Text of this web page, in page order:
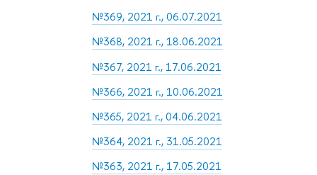
№369, 2021 г., 06.07.2021
№368, 2021 г., 18.06.2021
№367, 2021 г., 17.06.2021
№366, 2021 г., 10.06.2021
№365, 2021 г., 04.06.2021
№364, 2021 г., 31.05.2021
№363, 2021 г., 17.05.2021